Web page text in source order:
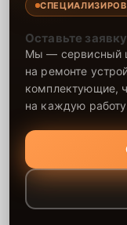
Оставьте
Мы — сервисный
на ремонте
комплектующие,
на каждую